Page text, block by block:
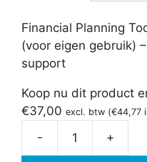
Financial Planning
(voor eigen gebruik)
support
Koop nu dit product
€37,00 excl. btw (€44,77
- +